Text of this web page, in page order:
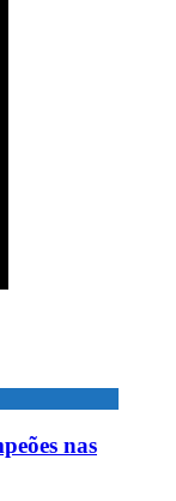
nas